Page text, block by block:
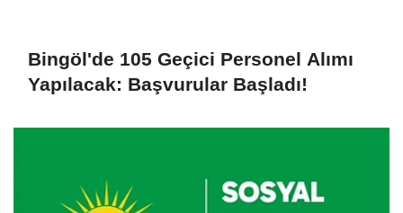
Bingöl'de 105 Geçici Personel Alımı
Yapılacak: Başvurular Başladı!